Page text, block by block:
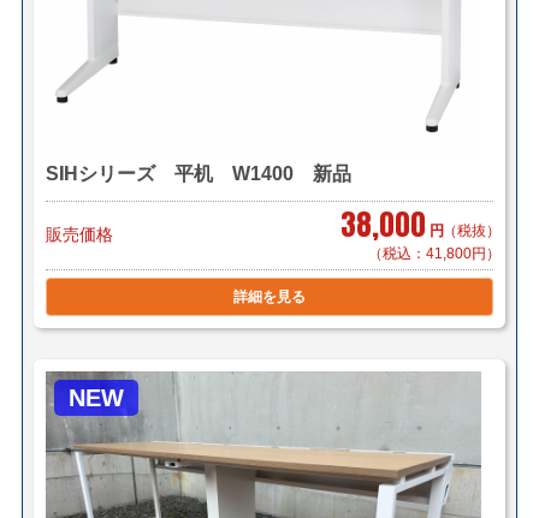
SIHシリーズ 平机 W1400 新品
販売価格 38,000 円 （税抜）
（税込：41,800円）
詳細を見る
NEW